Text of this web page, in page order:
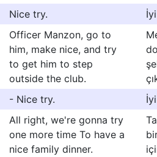
Nice try.
Officer Manzon, go to
him, make nice, and try
to get him to step
outside the club.
- Nice try.
All right, we're gonna try
one more time To have a
nice family dinner.